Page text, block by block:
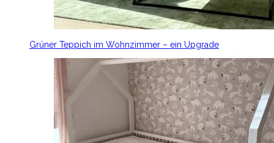
Grüner Teppich im Wohnzimmer – ein Upgrade